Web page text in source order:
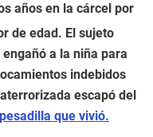
años en la cárcel por
de edad. El sujeto
a la niña para
indebidos
escapó del
que vivió.